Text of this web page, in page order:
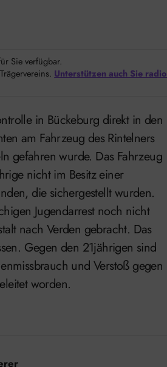
Sie verfügbar.
Unterstützen auch Sie radio
am Fahrzeug des Rintelners
gefahren wurde. Das Fahrzeug
nicht im Besitz einer
die sichergestellt wurden.
Jugendarrest noch nicht
nach Verden gebracht. Das
Gegen den 21jährigen sind
und Verstoß gegen
worden.